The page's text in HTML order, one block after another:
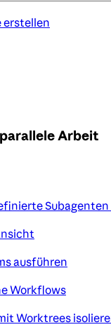
erstellen
Arbeit
ausführen
Workflows
Worktrees